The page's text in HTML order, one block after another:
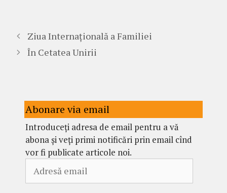
Ziua Internațională a Familiei
În Cetatea Unirii
Abonare via email
Introduceți adresa de email pentru a vă
abona și veți primi notificări prin email cînd
vor fi publicate articole noi.
email